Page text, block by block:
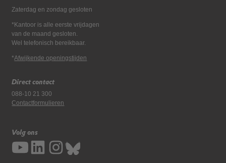
Zaterdag en zondag gesloten
*Kantoor is alle eerste vrijdagen
van de maand gesloten.
Wel telefonisch bereikbaar.
*Afwijkende openingstijden
Direct contact
088-10 21 300
Contactformulieren
Volg ons